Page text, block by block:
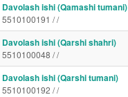
Davolash ishi (Qamashi tumani)
5510100191 / /
Davolash ishi (Qarshi shahri)
5510100048 / /
Davolash ishi (Qarshi tumani)
5510100192 / /